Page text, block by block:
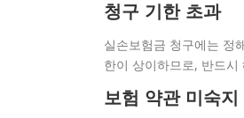
청구 기한 초과
실손보험금 청구에는 정
한이 상이하므로, 반드
보험 약관 미숙지